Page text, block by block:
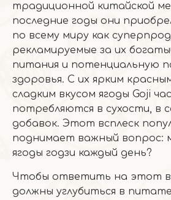
традиционной китайской
последние годы они
по всему миру как
рекламируемые за их
питания и потенциальную
здоровья. С их ярким
сладким вкусом ягоды Goji
потребляются в сухости, в
добавок. Этот всплеск
поднимает важный вопрос:
ягоды годзи каждый день?
Чтобы ответить на этот
должны углубиться в